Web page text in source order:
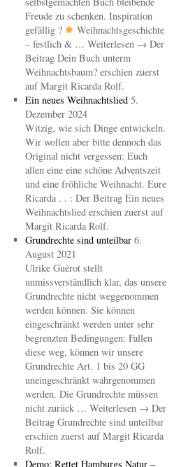
Freude zu schenken. Inspiration
gefällig ?
Weihnachtsgeschichte
– festlich & … Weiterlesen → Der
Beitrag Dein Buch unterm
Weihnachtsbaum? erschien zuerst
auf Margit Ricarda Rolf.
Ein neues Weihnachtslied 5.
Dezember 2024
Witzig, wie sich Dinge entwickeln.
Wir wollen aber bitte dennoch das
Original nicht vergessen: Euch
allen eine eine schöne Adventszeit
und eine fröhliche Weihnacht. Eure
Ricarda . . : Der Beitrag Ein neues
Weihnachtslied erschien zuerst auf
Margit Ricarda Rolf.
Grundrechte sind unteilbar 6.
August 2021
Ulrike Guérot stellt
unmissverständlich klar, das unsere
Grundrechte nicht weggenommen
werden können. Sie können
eingeschränkt werden unter sehr
begrenzten Bedingungen: Fallen
diese weg, können wir unsere
Grundrechte Art. 1 bis 20 GG
uneingeschränkt wahrgenommen
werden. Die Grundrechte müssen
nicht zurück … Weiterlesen → Der
Beitrag Grundrechte sind unteilbar
erschien zuerst auf Margit Ricarda
Rolf.
Demo: Rettet Hamburgs Natur –